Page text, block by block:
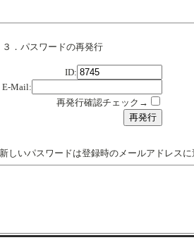
３．パスワードの再発行
ID:
E-Mail:
再発行確認チェック→
しいパスワードは登録時のメールアドレスに